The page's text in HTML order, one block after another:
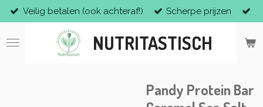
Ga
direct
naar
NUTRITASTISCH
Veilig betalen (ook achteraf!) Scherpe prijzen
Pandy Protein Bar